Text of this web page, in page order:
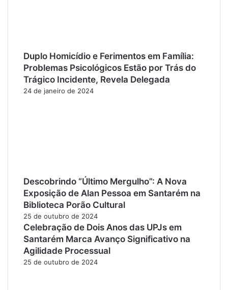
Duplo Homicídio e Ferimentos em Família:
Problemas Psicológicos Estão por Trás do
Trágico Incidente, Revela Delegada
24 de janeiro de 2024
Descobrindo “Último Mergulho”: A Nova
Exposição de Alan Pessoa em Santarém na
Biblioteca Porão Cultural
25 de outubro de 2024
Celebração de Dois Anos das UPJs em
Santarém Marca Avanço Significativo na
Agilidade Processual
25 de outubro de 2024